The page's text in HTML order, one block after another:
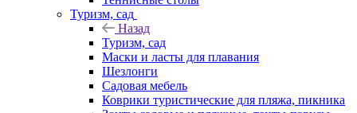
Туризм, сад
Назад
Туризм, сад
Маски и ласты для плавания
Шезлонги
Садовая мебель
Коврики туристические для пляжа, пикника